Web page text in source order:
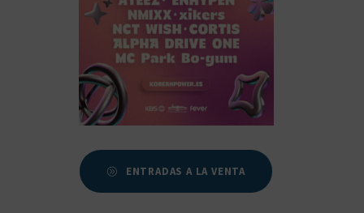
ENTRADAS A LA VENTA